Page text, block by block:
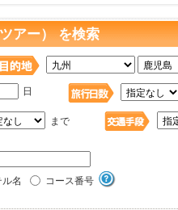
アー） を検索
日
まで
名 コース番号